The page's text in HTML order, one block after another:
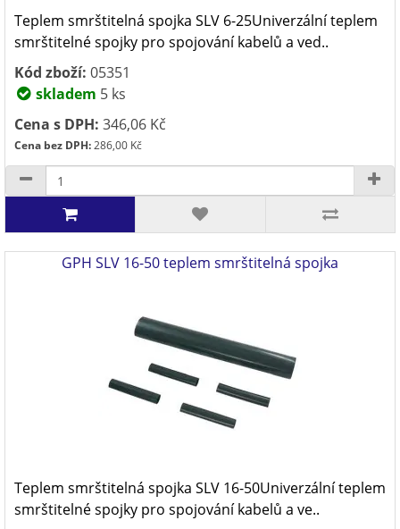
Teplem smrštitelná spojka SLV 6-25Univerzální teplem
smrštitelné spojky pro spojování kabelů a ved..
Kód zboží: 05351
skladem 5 ks
Cena s DPH: 346,06 Kč
Cena bez DPH:286,00 Kč
GPH SLV 16-50 teplem smrštitelná spojka
Teplem smrštitelná spojka SLV 16-50Univerzální teplem
smrštitelné spojky pro spojování kabelů a ve..